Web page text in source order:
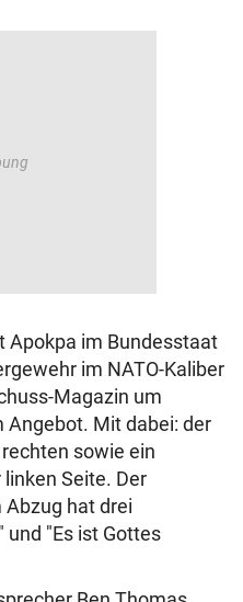
Apokpa im Bundesstaat
im NATO-Kaliber
Magazin um
Angebot. Mit dabei: der
sowie ein
Seite. Der
hat drei
und "Es ist Gottes